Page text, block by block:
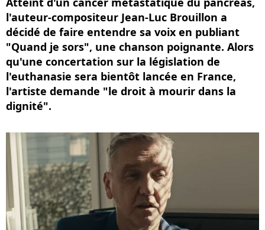
l'auteur-compositeur Jean-Luc Brouillon a
décidé de faire entendre sa voix en publiant
"Quand je sors", une chanson poignante. Alors
qu'une concertation sur la législation de
l'euthanasie sera bientôt lancée en France,
l'artiste demande "le droit à mourir dans la
dignité".